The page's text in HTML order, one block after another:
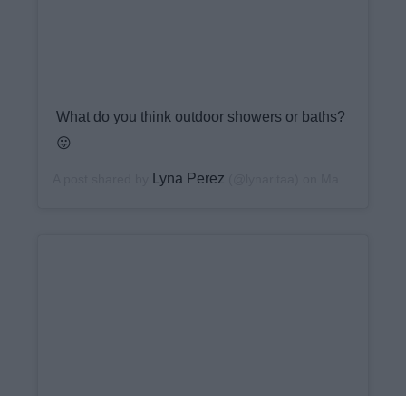
What do you think outdoor showers or baths?
😛
Lyna Perez